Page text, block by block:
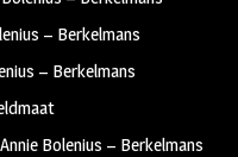
– Berkelmans
– Berkelmans
Bolenius – Berkelmans